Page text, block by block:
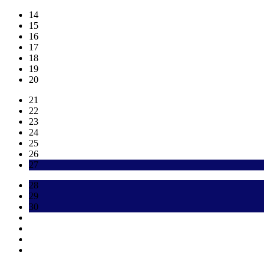
14
15
16
17
18
19
20
21
22
23
24
25
26
27
28
29
30